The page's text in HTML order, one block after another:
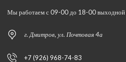
Мы работаем с 09-00 до 18-00 выходной
г. Дмитров, ул. Почтовая 4а
+7 (926) 968-74-83